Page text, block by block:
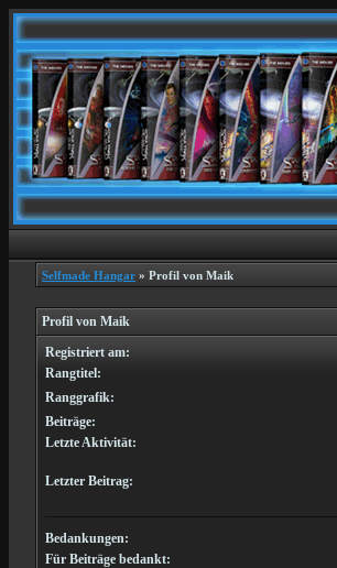
Selfmade Hangar » Profil von Maik
Profil von Maik
Registriert am:
Rangtitel:
Ranggrafik:
Beiträge:
Letzte Aktivität:
Letzter Beitrag:
Bedankungen:
Für Beiträge bedankt: